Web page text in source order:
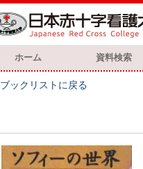
ホーム 資料検索
ブックリストに戻る